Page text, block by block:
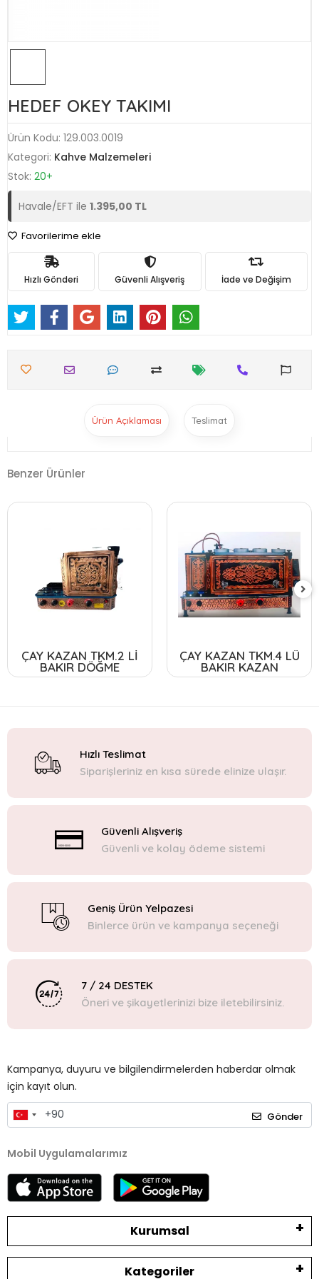
HEDEF OKEY TAKIMI
Ürün Kodu: 129.003.0019
Kategori: Kahve Malzemeleri
Stok: 20+
Havale/EFT ile 1.395,00 TL
Favorilerime ekle
Hızlı Gönderi Güvenli Alışveriş İade ve Değişim
Ürün Açıklaması Teslimat
Benzer Ürünler
ÇAY KAZAN TKM.2 Lİ
BAKIR DÖĞME
ÇAY KAZAN TKM.4 LÜ
BAKIR KAZAN
Hızlı Teslimat
Siparişleriniz en kısa sürede elinize ulaşır.
Güvenli Alışveriş
Güvenli ve kolay ödeme sistemi
Geniş Ürün Yelpazesi
Binlerce ürün ve kampanya seçeneği
7 / 24 DESTEK
Öneri ve şikayetlerinizi bize iletebilirsiniz.
Kampanya, duyuru ve bilgilendirmelerden haberdar olmak
için kayıt olun.
Gönder
Mobil Uygulamalarımız
Kurumsal
Kategoriler